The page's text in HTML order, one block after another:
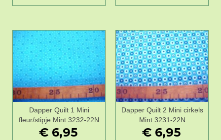
Dapper Quilt 1 Mini
fleur/stipje Mint 3232-22N
€ 6,95
Dapper Quilt 2 Mini cirkels
Mint 3231-22N
€ 6,95